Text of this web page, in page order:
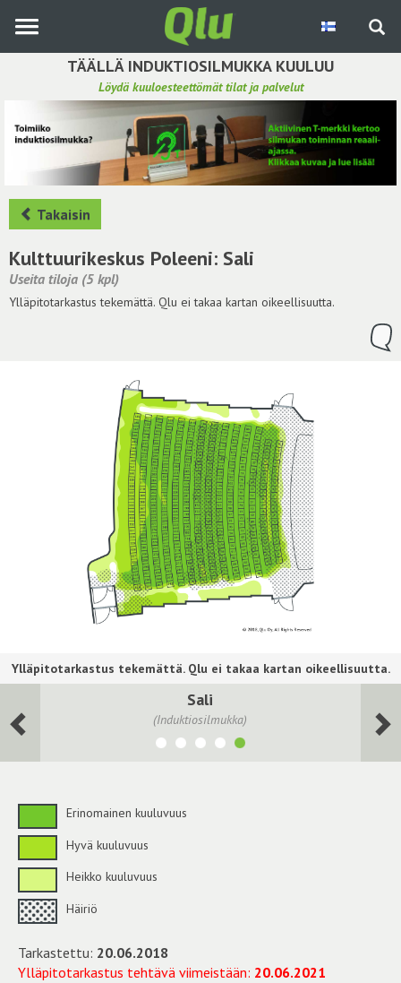
pääsisältöön
TÄÄLLÄ INDUKTIOSILMUKKA KUULUU
Löydä kuuloesteettömät tilat ja palvelut
Etsi induktiosilmukka
Tee ehdotus ja vaikuta kuulemiskokemukseen
Hae ehdotuksia
Käyttöohje
Yhteydenottopyyntö
Takaisin
Kulttuurikeskus Poleeni: Sali
Useita tiloja (5 kpl)
Ylläpitotarkastus tekemättä. Qlu ei takaa kartan oikeellisuutta.
Sali
(Induktiosilmukka)
Erinomainen kuuluvuus
Hyvä kuuluvuus
Heikko kuuluvuus
Häiriö
Tarkastettu: 20.06.2018
Ylläpitotarkastus tehtävä viimeistään: 20.06.2021